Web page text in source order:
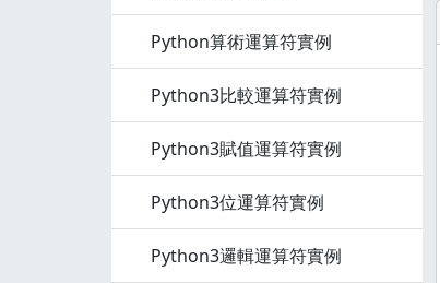
Python算術運算符實例
Python3比較運算符實例
Python3賦值運算符實例
Python3位運算符實例
Python3邏輯運算符實例